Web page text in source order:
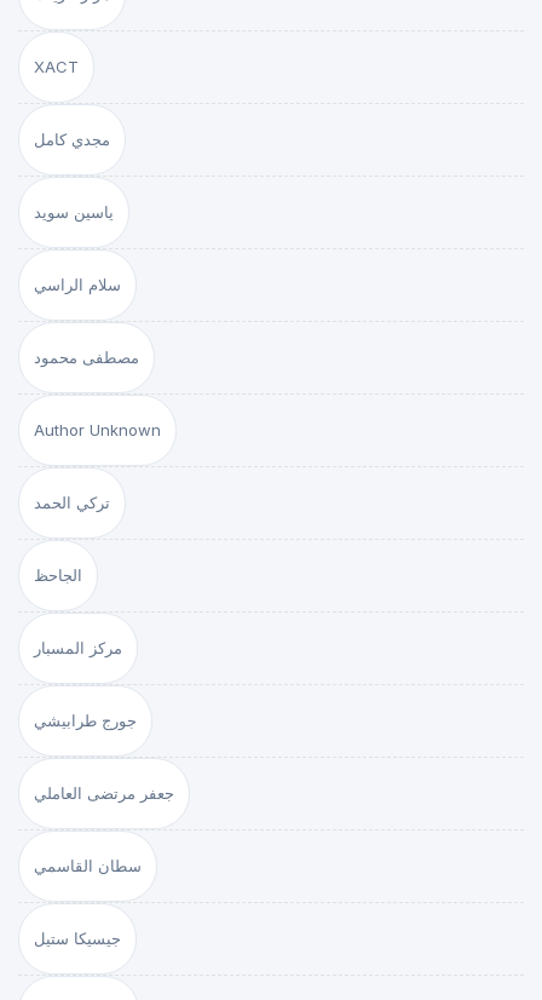
XACT
مجدي كامل
ياسين سويد
سلام الراسي
مصطفى محمود
Author Unknown
تركي الحمد
الجاحظ
مركز المسبار
جورج طرابيشي
جعفر مرتضى العاملي
سطان القاسمي
جيسيكا ستيل